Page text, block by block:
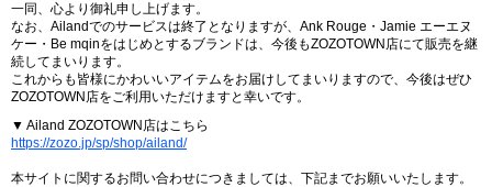
一同、心より御礼申し上げます。
なお、Ailandでのサービスは終了となりますが、Ank Rouge・Jamie エーエヌ
ケー・Be mqinをはじめとするブランドは、今後もZOZOTOWN店にて販売を継
続してまいります。
これからも皆様にかわいいアイテムをお届けしてまいりますので、今後はぜひ
ZOZOTOWN店をご利用いただけますと幸いです。
▼ Ailand ZOZOTOWN店はこちら
https://zozo.jp/sp/shop/ailand/
本サイトに関するお問い合わせにつきましては、下記までお願いいたします。